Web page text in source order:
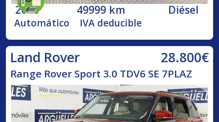
2018 49999 km Diésel
Automático IVA deducible
Land Rover 28.800€
Range Rover Sport 3.0 TDV6 SE 7PLAZ